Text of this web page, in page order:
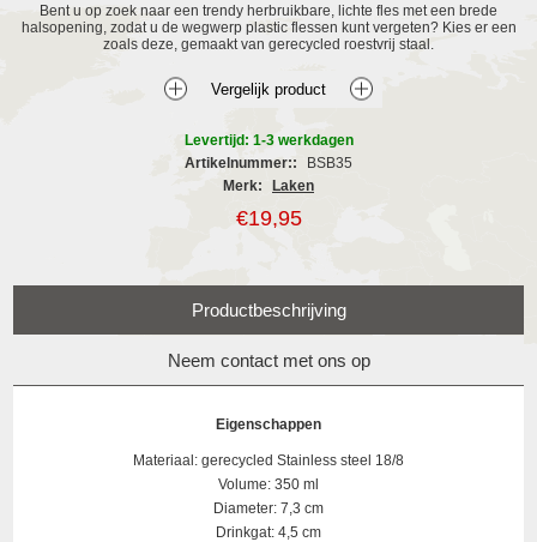
Bent u op zoek naar een trendy herbruikbare, lichte fles met een brede
halsopening, zodat u de wegwerp plastic flessen kunt vergeten? Kies er een
zoals deze, gemaakt van gerecycled roestvrij staal.
Levertijd: 1-3 werkdagen
Artikelnummer::
BSB35
Merk:
Laken
€19,95
Productbeschrijving
Neem contact met ons op
Eigenschappen
Materiaal: gerecycled Stainless steel 18/8
Volume: 350 ml
Diameter: 7,3 cm
Drinkgat: 4,5 cm